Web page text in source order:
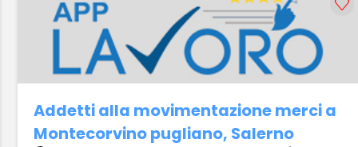
Addetti alla movimentazione merci a
Montecorvino pugliano, Salerno